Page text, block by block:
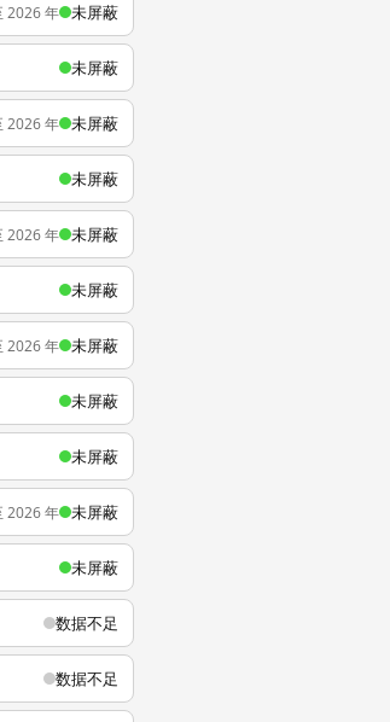
2026 年 未屏蔽
未屏蔽
2026 年 未屏蔽
未屏蔽
2026 年 未屏蔽
未屏蔽
2026 年 未屏蔽
未屏蔽
未屏蔽
2026 年 未屏蔽
未屏蔽
数据不足
数据不足